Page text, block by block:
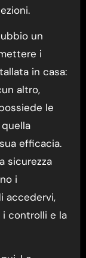
un
i
in casa:
altro,
le
efficacia.
sicurezza
i
accedervi,
i controlli e la